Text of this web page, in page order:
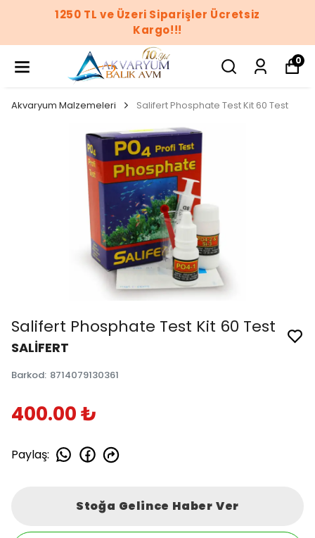
1250 TL ve Üzeri Siparişler Ücretsiz
Kargo!!!
0
Akvaryum Malzemeleri Salifert Phosphate Test Kit 60 Test
Salifert Phosphate Test Kit 60 Test
SALİFERT
Barkod: 8714079130361
400.00 ₺
Paylaş:
Stoğa Gelince Haber Ver